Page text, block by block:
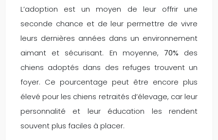
L’adoption est un moyen de leur offrir une
seconde chance et de leur permettre de vivre
leurs dernières années dans un environnement
aimant et sécurisant. En moyenne, 70% des
chiens adoptés dans des refuges trouvent un
foyer. Ce pourcentage peut être encore plus
élevé pour les chiens retraités d’élevage, car leur
personnalité et leur éducation les rendent
souvent plus faciles à placer.